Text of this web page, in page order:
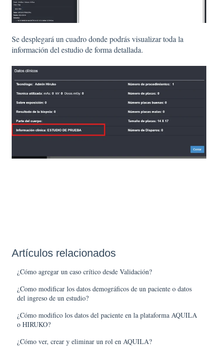
Se desplegará un cuadro donde podrás visualizar toda la
información del estudio de forma detallada.
Artículos relacionados
¿Cómo agregar un caso crítico desde Validación?
¿Como modificar los datos demográficos de un paciente o datos
del ingreso de un estudio?
¿Cómo modifico los datos del paciente en la plataforma AQUILA
o HIRUKO?
¿Cómo ver, crear y eliminar un rol en AQUILA?